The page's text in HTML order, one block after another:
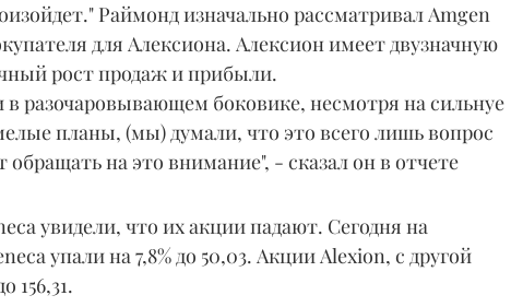
Раймонд изначально рассматривал Amgen
для Алексиона. Алексион имеет двузначную
рост продаж и прибыли.
разочаровывающем боковике, несмотря на сильнуе
планы, (мы) думали, что это всего лишь вопрос
обращать на это внимание", - сказал он в отчете
увидели, что их акции падают. Сегодня на
упали на 7,8% до 50,03. Акции Alexion, с другой
156,31.